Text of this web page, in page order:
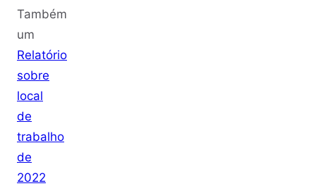
Também
um
Relatório
sobre
local
de
trabalho
de
2022